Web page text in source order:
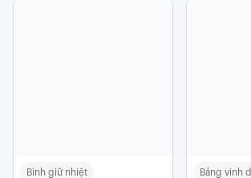
Bình giữ nhiệt Bảng vinh